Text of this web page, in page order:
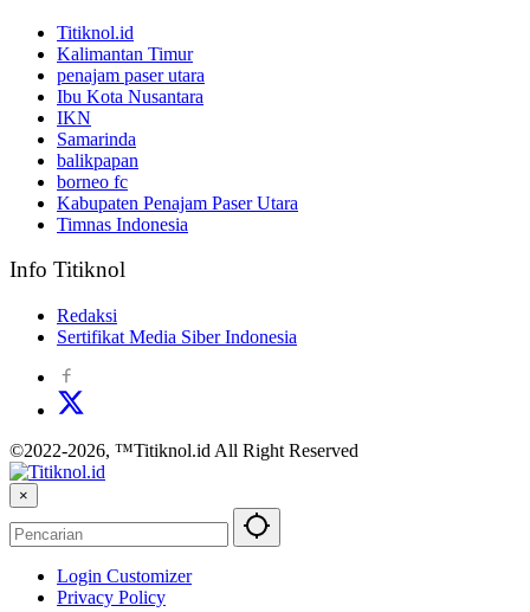
Titiknol.id
Kalimantan Timur
penajam paser utara
Ibu Kota Nusantara
IKN
Samarinda
balikpapan
borneo fc
Kabupaten Penajam Paser Utara
Timnas Indonesia
Info Titiknol
Redaksi
Sertifikat Media Siber Indonesia
©2022-2026, ™Titiknol.id All Right Reserved
×
Login Customizer
Privacy Policy